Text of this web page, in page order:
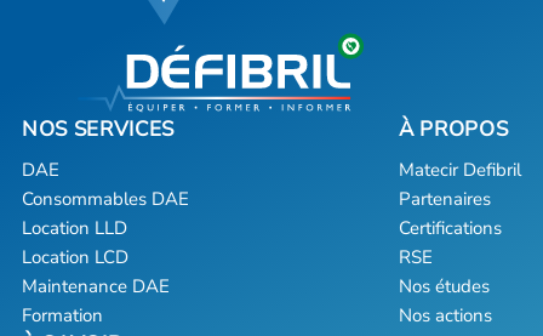
DAE
Consommables DAE
Location LLD
Location LCD
Maintenance DAE
Formation
Matecir Defibril
Partenaires
Certifications
RSE
Nos études
Nos actions